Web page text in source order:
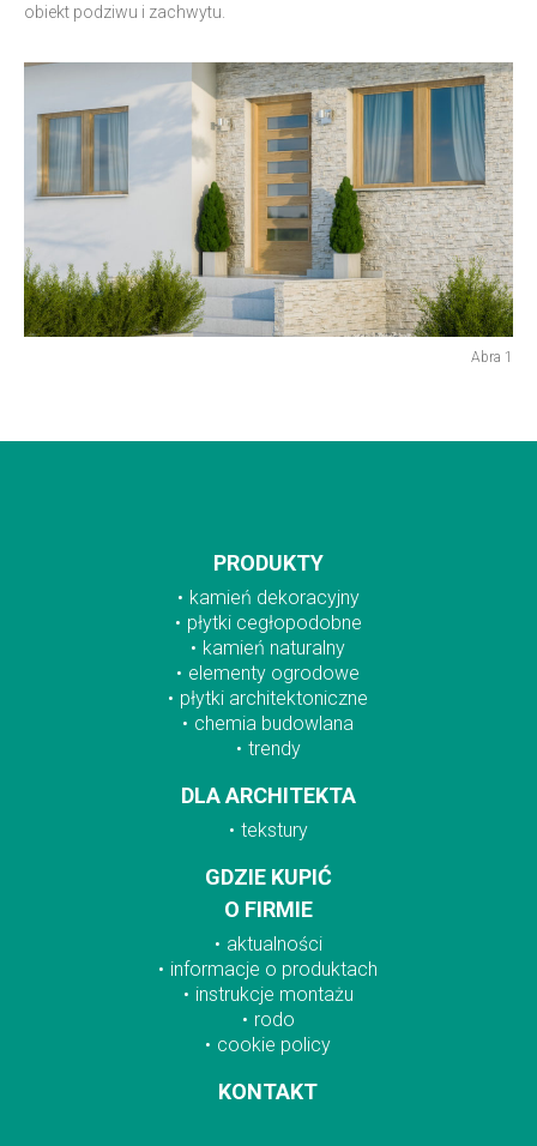
obiekt podziwu i zachwytu.
Abra 1
PRODUKTY
kamień dekoracyjny
płytki cegłopodobne
kamień naturalny
elementy ogrodowe
płytki architektoniczne
chemia budowlana
trendy
DLA ARCHITEKTA
tekstury
GDZIE KUPIĆ
O FIRMIE
aktualności
informacje o produktach
instrukcje montażu
rodo
cookie policy
KONTAKT